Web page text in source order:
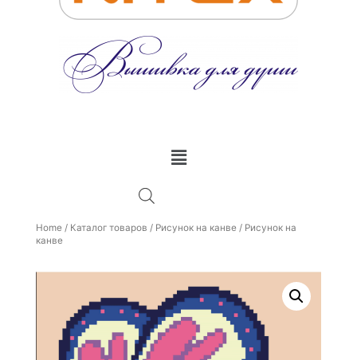
Home / Каталог товаров / Рисунок на канве / Рисунок на
канве